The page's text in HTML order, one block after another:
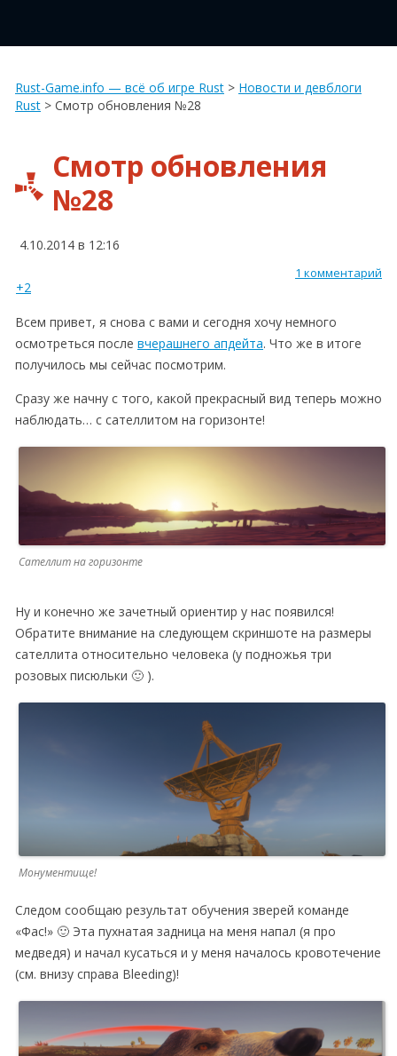
Rust-Game.info — всё об игре Rust > Новости и девблоги
Rust > Смотр обновления №28
Смотр обновления
№28
4.10.2014 в 12:16
1 комментарий
+2
Всем привет, я снова с вами и сегодня хочу немного
осмотреться после вчерашнего апдейта. Что же в итоге
получилось мы сейчас посмотрим.
Сразу же начну с того, какой прекрасный вид теперь можно
наблюдать… с сателлитом на горизонте!
Сателлит на горизонте
Ну и конечно же зачетный ориентир у нас появился!
Обратите внимание на следующем скриншоте на размеры
сателлита относительно человека (у подножья три
розовых писюльки 🙂 ).
Монументище!
Следом сообщаю результат обучения зверей команде
«Фас!» 🙂 Эта пухнатая задница на меня напал (я про
медведя) и начал кусаться и у меня началось кровотечение
(см. внизу справа Bleeding)!